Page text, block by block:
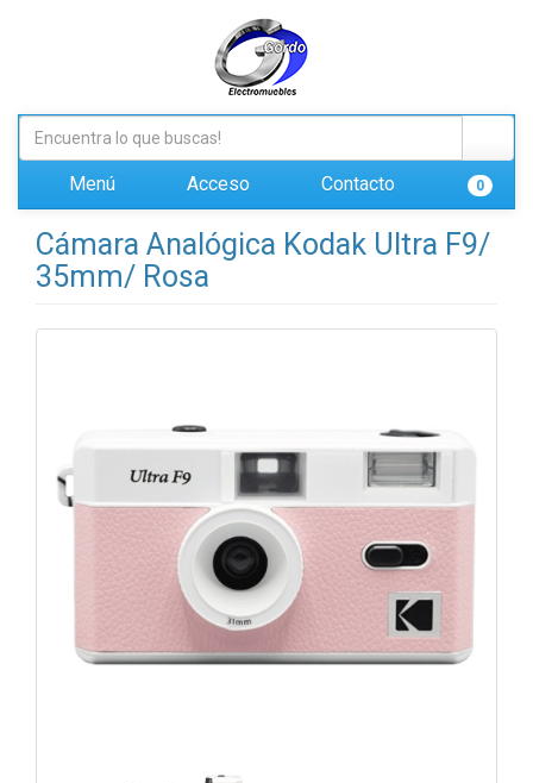
Menú Acceso Contacto 0
Cámara Analógica Kodak Ultra F9/
35mm/ Rosa